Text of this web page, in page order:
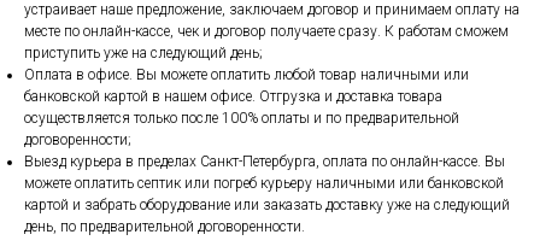
устраивает наше предложение, заключаем договор и принимаем оплату на
месте по онлайн-кассе, чек и договор получаете сразу. К работам сможем
приступить уже на следующий день;
Оплата в офисе. Вы можете оплатить любой товар наличными или
банковской картой в нашем офисе. Отгрузка и доставка товара
осуществляется только после 100% оплаты и по предварительной
договоренности;
Выезд курьера в пределах Санкт-Петербурга, оплата по онлайн-кассе. Вы
можете оплатить септик или погреб курьеру наличными или банковской
картой и забрать оборудование или заказать доставку уже на следующий
день, по предварительной договоренности.